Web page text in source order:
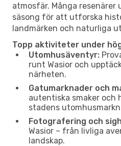
atmosfär. Många
säsong för att utforska
landmärken och naturliga
Topp aktiviteter under
Utomhusäventyr:
runt Wasior och
närheten.
Gatumarknader och
autentiska smaker och
stadens
Fotografering och
Wasior – från livliga
landskap.